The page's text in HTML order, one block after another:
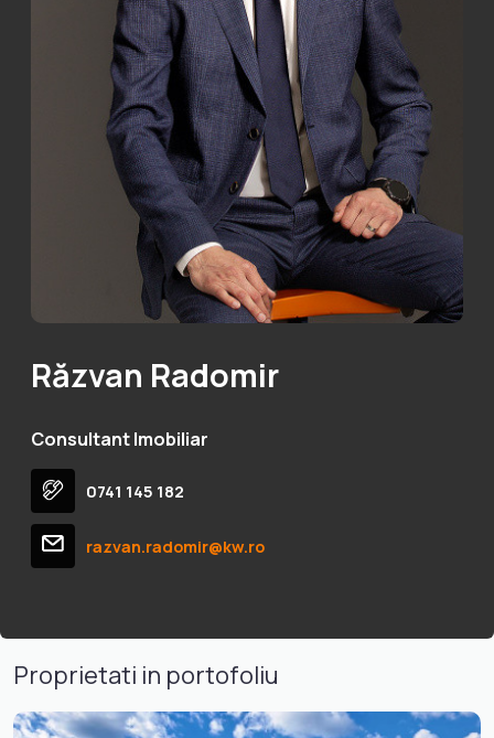
Răzvan Radomir
Consultant Imobiliar
0741 145 182
razvan.radomir@kw.ro
Proprietati in portofoliu